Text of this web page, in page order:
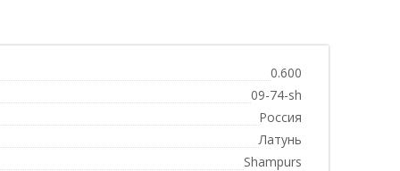
0.600
09-74-sh
Россия
Латунь
Shampurs